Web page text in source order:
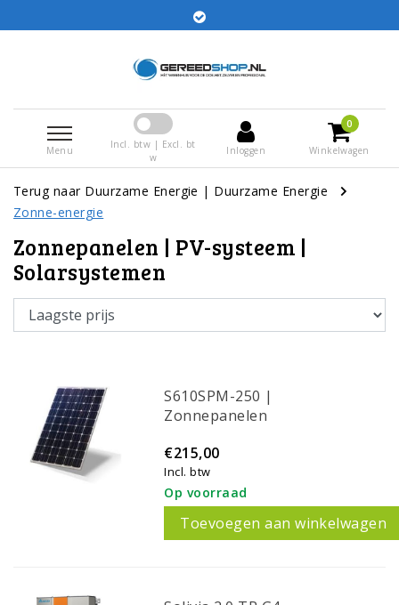
verstuurd
Menu
Incl. btw | Excl. bt
w
Inloggen
0
Winkelwagen
Terug naar Duurzame Energie | Duurzame Energie
Zonne-energie
Zonnepanelen | PV-systeem |
Solarsystemen
S610SPM-250 |
Zonnepanelen
€215,00
Incl. btw
Op voorraad
Toevoegen aan winkelwagen